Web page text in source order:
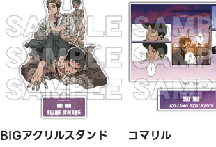
BIGアクリルスタンド コマリル